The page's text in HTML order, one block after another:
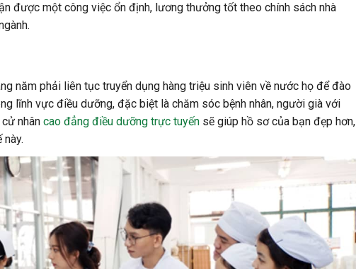
được một công việc ổn định, lương thưởng tốt theo chính sách nhà
năm phải liên tục truyển dụng hàng triệu sinh viên về nước họ để đào
lĩnh vực điều dưỡng, đặc biệt là chăm sóc bệnh nhân, người già với
cử nhâncao đẳng điều dưỡng trực tuyến sẽ giúp hồ sơ của bạn đẹp hơn,